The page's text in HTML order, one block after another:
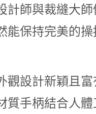
計師與裁縫大
能保持完美的
觀設計新穎且
手柄結合人體